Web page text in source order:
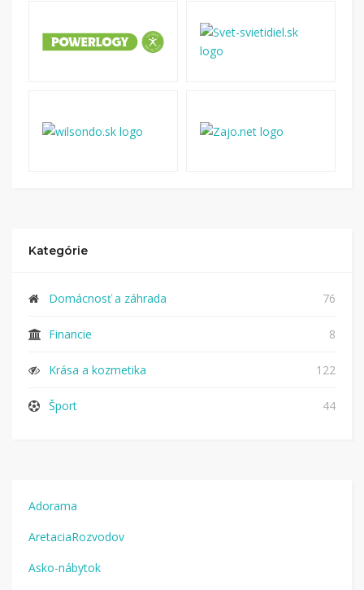
Kategórie
Domácnosť a záhrada 76
Financie 8
Krása a kozmetika 122
Šport 44
Adorama
AretaciaRozvodov
Asko-nábytok